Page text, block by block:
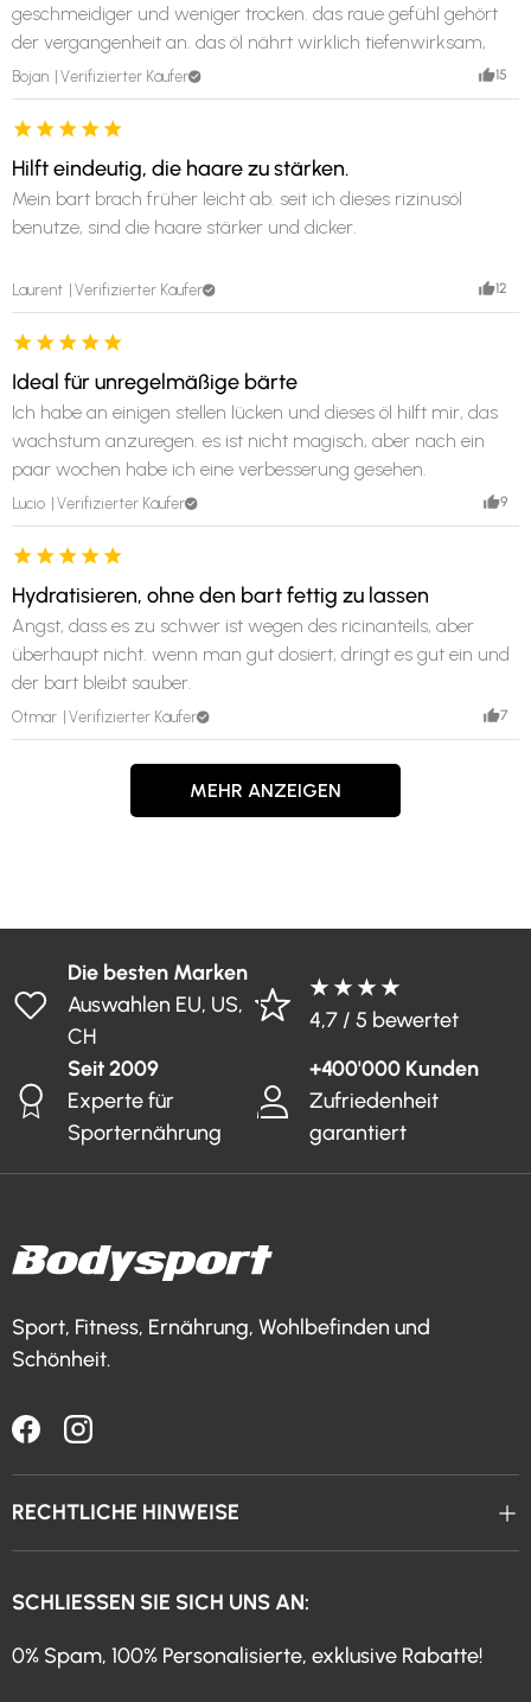
Bojan Verifizierter Käufer
geschmeidiger und weniger trocken. das raue gefühl gehört
der vergangenheit an. das öl nährt wirklich tiefenwirksam,
man spürt schnell den unterschied.
15
Laurent Verifizierter Käufer
Hilft eindeutig, die haare zu stärken.
Mein bart brach früher leicht ab. seit ich dieses rizinusöl
benutze, sind die haare stärker und dicker.
12
Lucio Verifizierter Käufer
Ideal für unregelmäßige bärte
Ich habe an einigen stellen lücken und dieses öl hilft mir, das
wachstum anzuregen. es ist nicht magisch, aber nach ein
paar wochen habe ich eine verbesserung gesehen.
9
Otmar Verifizierter Käufer
Hydratisieren, ohne den bart fettig zu lassen
Angst, dass es zu schwer ist wegen des ricinanteils, aber
überhaupt nicht. wenn man gut dosiert, dringt es gut ein und
der bart bleibt sauber.
7
MEHR ANZEIGEN
Die besten Marken
Auswahlen EU, US,
CH
★ ★ ★ ★
4,7 / 5 bewertet
Seit 2009
Experte für
Sporternährung
+400'000 Kunden
Zufriedenheit
garantiert
Sport, Fitness, Ernährung, Wohlbefinden und
Schönheit.
FacebookInstagram
RECHTLICHE HINWEISE
SCHLIESSEN SIE SICH UNS AN:
0% Spam, 100% Personalisierte, exklusive Rabatte!